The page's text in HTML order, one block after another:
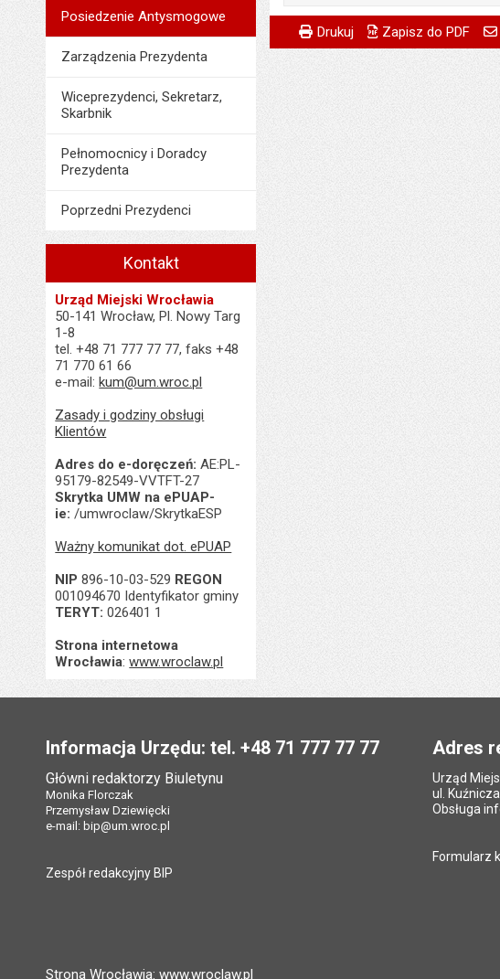
Posiedzenie Antysmogowe
Zarządzenia Prezydenta
Wiceprezydenci, Sekretarz,
Skarbnik
Pełnomocnicy i Doradcy
Prezydenta
Poprzedni Prezydenci
Kontakt
Urząd Miejski Wrocławia
50-141 Wrocław, Pl. Nowy Targ
1-8
tel. +48 71 777 77 77, faks +48
71 770 61 66
e-mail:kum@um.wroc.pl
Zasady i godziny obsługi
Klientów
Adres do e-doręczeń: AE:PL-
95179-82549-VVTFT-27
Skrytka UMW na ePUAP-
ie: /umwroclaw/SkrytkaESP
Ważny komunikat dot. ePUAP
NIP 896-10-03-529 REGON
001094670 Identyfikator gminy
TERYT: 026401 1
Strona internetowa
Wrocławia:www.wroclaw.pl
Data wytworzenia:
Opublikował w BIP:
Wytworzył:
Data wytworzenia:
Metryczka
Odpowiedzialny za treść:
Powiadom znajomego Twoje
Drukuj Zapisz do PDF
Informacja Urzędu: tel. +48 71 777 77 77
Główni redaktorzy Biuletynu
Monika Florczak
Przemysław Dziewięcki
e-mail: bip@um.wroc.pl
Zespół redakcyjny BIP
Adres
Urząd
ul.
Obsługa
Formularz
Strona Wrocławia: www.wroclaw.pl